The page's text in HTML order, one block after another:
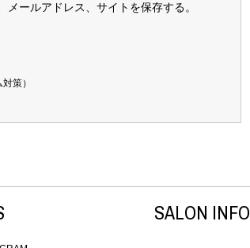
ールアドレス、サイトを保存する。
策）
SALON INFO